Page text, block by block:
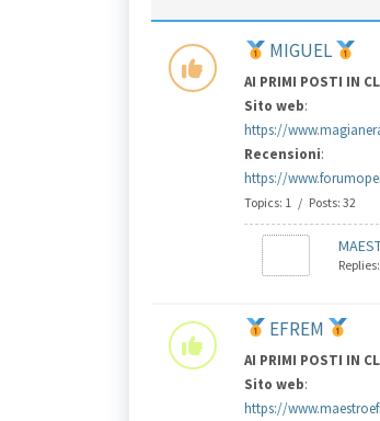
MIGUEL
AI PRIMI POSTI IN
Sito web:
https://
Recensioni:
https://
Topics: 1 / Posts: 32
EFREM
AI PRIMI POSTI IN
Sito web:
https://